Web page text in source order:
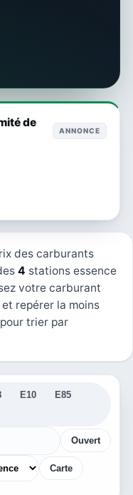
de
ANNONCE
des carburants
4 stations essence
votre carburant
repérer la moins
trier par
E10
E85
Ouvert
Carte